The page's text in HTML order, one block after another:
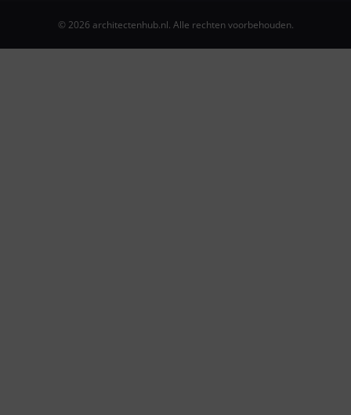
© 2026 architectenhub.nl. Alle rechten voorbehouden.